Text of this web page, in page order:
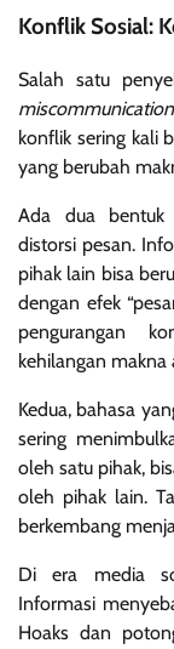
Konflik Sosial:
Salah satu
miscommunication
konflik sering kali
yang berubah
Ada dua bentuk
distorsi pesan.
pihak lain bisa
dengan efek
pengurangan
kehilangan makna
Kedua, bahasa
sering
oleh satu pihak,
oleh pihak lain.
berkembang
Di era media
Informasi
Hoaks dan